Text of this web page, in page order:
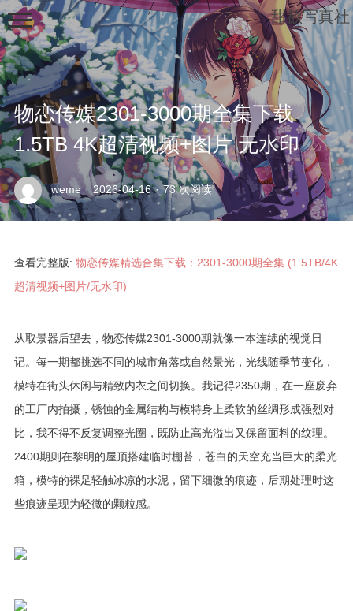
物恋传媒2301-3000期全集下载
1.5TB 4K超清视频+图片 无水印
weme · 2026-04-16 · 73 次阅读
查看完整版: 物恋传媒精选合集下载：2301-3000期全集 (1.5TB/4K
超清视频+图片/无水印)
从取景器后望去，物恋传媒2301-3000期就像一本连续的视觉日
记。每一期都挑选不同的城市角落或自然景光，光线随季节变化，
模特在街头休闲与精致内衣之间切换。我记得2350期，在一座废弃
的工厂内拍摄，锈蚀的金属结构与模特身上柔软的丝绸形成强烈对
比，我不得不反复调整光圈，既防止高光溢出又保留面料的纹理。
2400期则在黎明的屋顶搭建临时棚苔，苍白的天空充当巨大的柔光
箱，模特的裸足轻触冰凉的水泥，留下细微的痕迹，后期处理时这
些痕迹呈现为轻微的颗粒感。
甜欲写真社
示
例
面